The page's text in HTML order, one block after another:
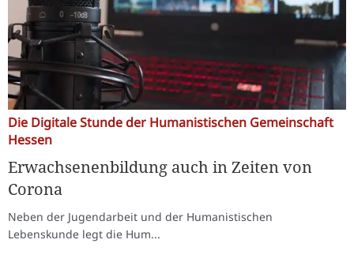
Die Digitale Stunde der Humanistischen Gemeinschaft
Hessen
Erwachsenenbildung auch in Zeiten von
Corona
Neben der Jugendarbeit und der Humanistischen
Lebenskunde legt die Hum...